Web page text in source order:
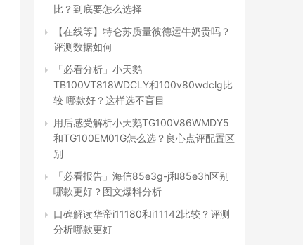
比？到底要怎么选择
【在线等】特仑苏质量彼德运牛奶贵吗？
评测数据如何
「必看分析」小天鹅
TB100VT818WDCLY和100v80wdclg比
较 哪款好？这样选不盲目
用后感受解析小天鹅TG100V86WMDY5
和TG100EM01G怎么选？良心点评配置区
别
「必看报告」海信85e3g-j和85e3h区别
哪款更好？图文爆料分析
口碑解读华帝i11180和i11142比较？评测
分析哪款更好